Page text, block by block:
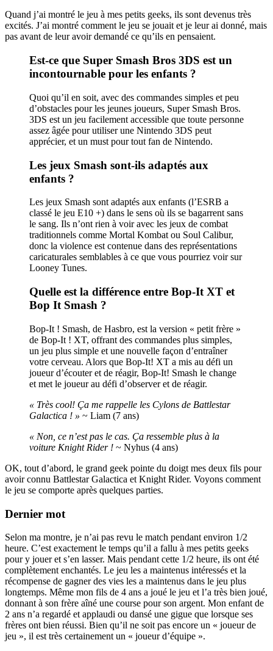
Quand j’ai montré le jeu à mes petits geeks, ils sont devenus très
excités. J’ai montré comment le jeu se jouait et je leur ai donné, mais
pas avant de leur avoir demandé ce qu’ils en pensaient.
Est-ce que Super Smash Bros 3DS est un
incontournable pour les enfants ?
Quoi qu’il en soit, avec des commandes simples et peu
d’obstacles pour les jeunes joueurs, Super Smash Bros.
3DS est un jeu facilement accessible que toute personne
assez âgée pour utiliser une Nintendo 3DS peut
apprécier, et un must pour tout fan de Nintendo.
Les jeux Smash sont-ils adaptés aux
enfants ?
Les jeux Smash sont adaptés aux enfants (l’ESRB a
classé le jeu E10 +) dans le sens où ils se bagarrent sans
le sang. Ils n’ont rien à voir avec les jeux de combat
traditionnels comme Mortal Kombat ou Soul Calibur,
donc la violence est contenue dans des représentations
caricaturales semblables à ce que vous pourriez voir sur
Looney Tunes.
Quelle est la différence entre Bop-It XT et
Bop It Smash ?
Bop-It ! Smash, de Hasbro, est la version « petit frère »
de Bop-It ! XT, offrant des commandes plus simples,
un jeu plus simple et une nouvelle façon d’entraîner
votre cerveau. Alors que Bop-It! XT a mis au défi un
joueur d’écouter et de réagir, Bop-It! Smash le change
et met le joueur au défi d’observer et de réagir.
« Très cool! Ça me rappelle les Cylons de Battlestar
Galactica ! » ~ Liam (7 ans)
« Non, ce n’est pas le cas. Ça ressemble plus à la
voiture Knight Rider ! ~ Nyhus (4 ans)
OK, tout d’abord, le grand geek pointe du doigt mes deux fils pour
avoir connu Battlestar Galactica et Knight Rider. Voyons comment
le jeu se comporte après quelques parties.
Dernier mot
Selon ma montre, je n’ai pas revu le match pendant environ 1/2
heure. C’est exactement le temps qu’il a fallu à mes petits geeks
pour y jouer et s’en lasser. Mais pendant cette 1/2 heure, ils ont été
complètement enchantés. Le jeu les a maintenus intéressés et la
récompense de gagner des vies les a maintenus dans le jeu plus
longtemps. Même mon fils de 4 ans a joué le jeu et l’a très bien joué,
donnant à son frère aîné une course pour son argent. Mon enfant de
2 ans n’a regardé et applaudi ou dansé une gigue que lorsque ses
frères ont bien réussi. Bien qu’il ne soit pas encore un « joueur de
jeu », il est très certainement un « joueur d’équipe ».